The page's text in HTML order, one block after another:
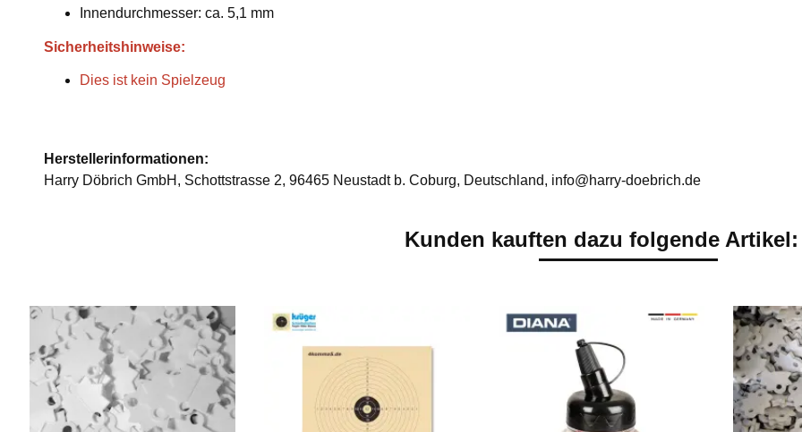
Innendurchmesser: ca. 5,1 mm
Sicherheitshinweise:
Dies ist kein Spielzeug
Herstellerinformationen:
Harry Döbrich GmbH, Schottstrasse 2, 96465 Neustadt b. Coburg, Deutschland, info@harry-doebrich.de
Kunden kauften dazu folgende Artikel: